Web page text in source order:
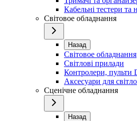
Кабельні тестери та
Світовое обладнання
Назад
Світовое обладнання
Світлові прилади
Контролери, пульти
Аксесуари для
Сценічне обладнання
Назад